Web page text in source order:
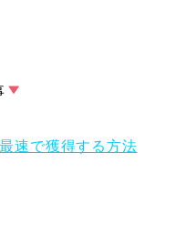
速で獲得する方法